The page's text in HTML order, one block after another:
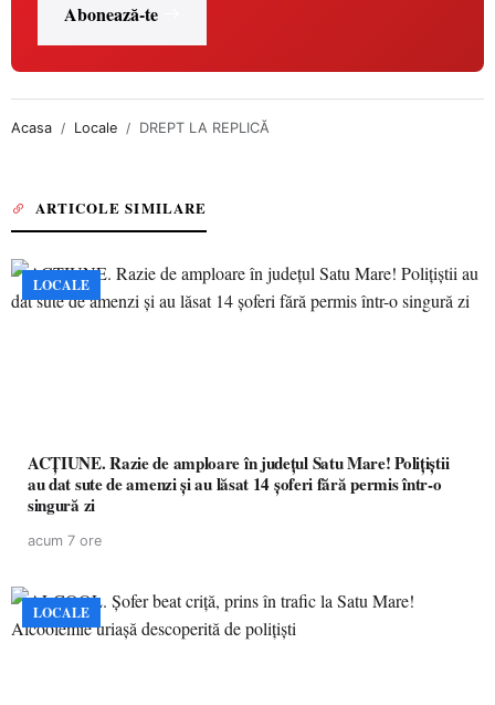
Abonează-te
Acasa Locale DREPT LA REPLICĂ
ARTICOLE SIMILARE
LOCALE
ACȚIUNE. Razie de amploare în județul Satu Mare! Polițiștii
au dat sute de amenzi și au lăsat 14 șoferi fără permis într-o
singură zi
acum 7 ore
LOCALE